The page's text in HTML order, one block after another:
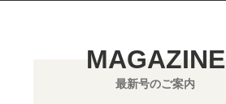
MAGAZINE
最新号のご案内